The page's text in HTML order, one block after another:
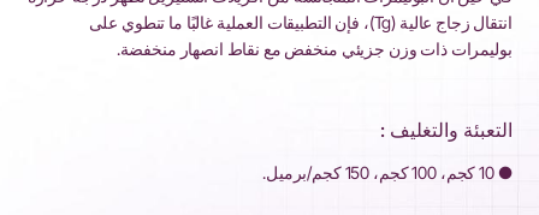
انتقال زجاج عالية (Tg)، فإن التطبيقات العملية غالبًا ما تنطوي على
بوليمرات ذات وزن جزيئي منخفض مع نقاط انصهار منخفضة.
التعبئة والتغليف :
● 10 كجم، 100 كجم، 150 كجم/برميل.